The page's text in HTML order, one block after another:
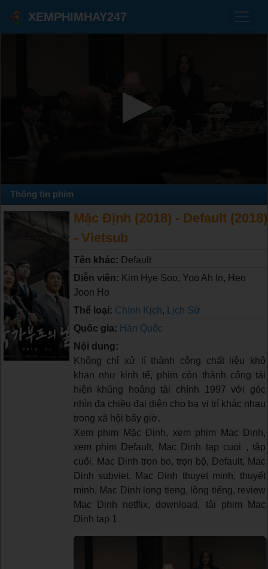
XEMPHIMHAY247
Thông tin phim
Mặc Định (2018) - Default (2018)
- Vietsub
Tên khác: Default
Diễn viên: Kim Hye Soo, Yoo Ah In, Heo
Joon Ho
Thể loại: Chính Kịch,
Lịch Sử
Quốc gia: Hàn Quốc
Nội dung:
Không chỉ xử lí thành công chất liệu khô
khan như kinh tế, phim còn thành công tái
hiện khủng hoảng tài chính 1997 với góc
nhìn đa chiều đại diện cho ba vị trí khác nhau
trong xã hội bấy giờ.
Xem phim Mặc Định, xem phim Mac Dinh,
xem phim Default, Mac Dinh tap cuoi , tập
cuối, Mac Dinh tron bo, trọn bộ, Default, Mac
Dinh subviet, Mac Dinh thuyet minh, thuyết
minh, Mac Dinh long tieng, lồng tiếng, review
Mac Dinh netflix, download, tải phim Mac
Dinh tap 1